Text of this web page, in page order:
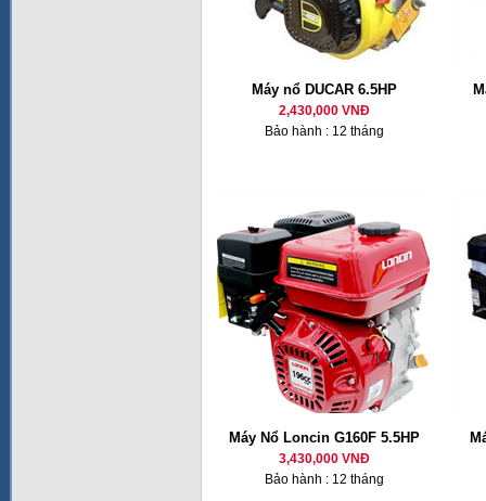
Máy nổ DUCAR 6.5HP
2,430,000 VNĐ
Bảo hành : 12 tháng
Máy Nổ Loncin G160F 5.5HP
3,430,000 VNĐ
Bảo hành : 12 tháng